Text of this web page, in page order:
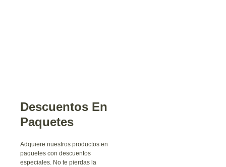
Descuentos En
Paquetes
Adquiere nuestros productos en
paquetes con descuentos
especiales. No te pierdas la